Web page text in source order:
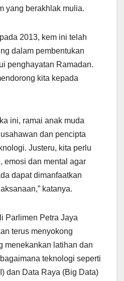
yang berakhlak mulia.
2013, kem ini telah
dalam pembentukan
penghayatan Ramadan.
kita kepada
ini, ramai anak muda
dan pencipta
Justeru, kita perlu
emosi dan mental agar
dapat dimanfaatkan
katanya.
Parlimen Petra Jaya
terus menyokong
menekankan latihan dan
teknologi seperti
dan Data Raya (Big Data)